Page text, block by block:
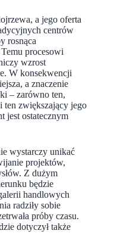
a jego oferta
centrów
rosnąca
procesowi
wzrost
W konsekwencji
a znaczenie
– zarówno ten,
ten zwiększający jego
jest ostatecznym
wystarczy unikać
projektów,
Z dużym
będzie
handlowych
radziły sobie
próby czasu.
dotyczył także